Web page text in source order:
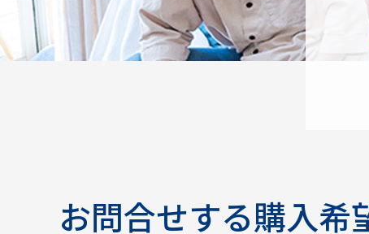
東京エリア
不動産売却について
購入希望者情報一覧
お問合せする購入希